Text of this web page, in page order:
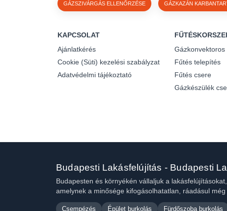
GÁZSZIVÁRGÁS ELLENŐRZÉSE GÁZKAZÁN
KAPCSOLAT
Ajánlatkérés
Cookie (Süti) kezelési szabályzat
Adatvédelmi tájékoztató
Gázkonvektoros
Fűtés telepítés
Fűtés csere
Gázkészülék
Budapesti Lakásfelújítás - Budapesti
Budapesten és környékén vállaljuk a
amelynek a minősége kifogásolhatatlan, ráadásul
Csempézés Épület burkolás Fürdőszoba burkolás